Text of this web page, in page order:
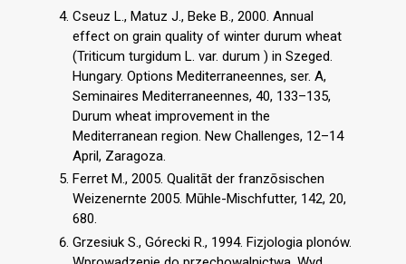
Cseuz L., Matuz J., Beke B., 2000. Annual
effect on grain quality of winter durum wheat
(Triticum turgidum L. var. durum ) in Szeged.
Hungary. Options Mediterraneennes, ser. A,
Seminaires Mediterraneennes, 40, 133–135,
Durum wheat improvement in the
Mediterranean region. New Challenges, 12–14
April, Zaragoza.
Ferret M., 2005. Qualitāt der franzōsischen
Weizenernte 2005. Mūhle-Mischfutter, 142, 20,
680.
Grzesiuk S., Górecki R., 1994. Fizjologia plonów.